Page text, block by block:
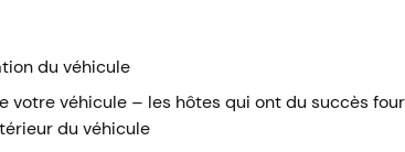
du véhicule
votre véhicule – les hôtes qui ont du succès
du véhicule